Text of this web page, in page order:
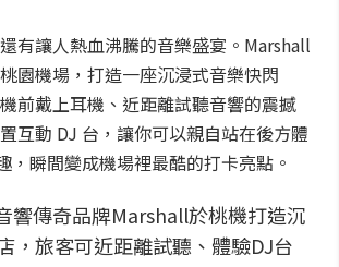
有讓人熱血沸騰的音樂盛宴。Marshall
園機場，打造一座沉浸式音樂快閃
前戴上耳機、近距離試聽音響的震撼
互動 DJ 台，讓你可以親自站在後方體
，瞬間變成機場裡最酷的打卡亮點。